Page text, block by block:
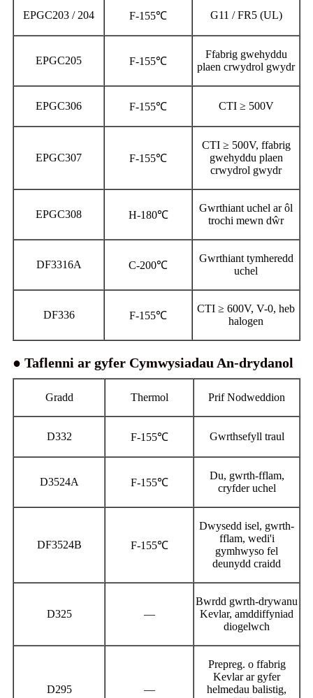
EPGC203 / 204 F-155℃ G11 / FR5 (UL)
EPGC205 F-155℃
Ffabrig gwehyddu
plaen crwydrol gwydr
EPGC306 F-155℃ CTI ≥ 500V
EPGC307 F-155℃
CTI ≥ 500V, ffabrig
gwehyddu plaen
crwydrol gwydr
EPGC308 H-180℃
Gwrthiant uchel ar ôl
trochi mewn dŵr
DF3316A C-200℃
Gwrthiant tymheredd
uchel
DF336 F-155℃
CTI ≥ 600V, V-0, heb
halogen
● Taflenni ar gyfer Cymwysiadau An-drydanol
Gradd Thermol Prif Nodweddion
D332 F-155℃ Gwrthsefyll traul
D3524A F-155℃
Du, gwrth-fflam,
cryfder uchel
DF3524B F-155℃
Dwysedd isel, gwrth-
fflam, wedi'i
gymhwyso fel
deunydd craidd
D325 —
Bwrdd gwrth-drywanu
Kevlar, amddiffyniad
diogelwch
D295 —
Prepreg. o ffabrig
Kevlar ar gyfer
helmedau balistig,